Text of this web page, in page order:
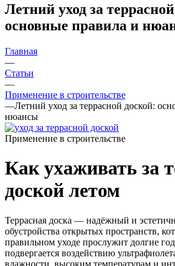
Летний уход за
основные правила и
Главная
—
Статьи
—
Применение в строительстве
—Летний уход за террасной доской:
нюансы
Применение в строительстве
Как ухаживать за
доской летом
Террасная доска — надёжный и
обустройства открытых пространств,
правильном уходе прослужит долгие
подвергается воздействию
влажности, высоким температурам и